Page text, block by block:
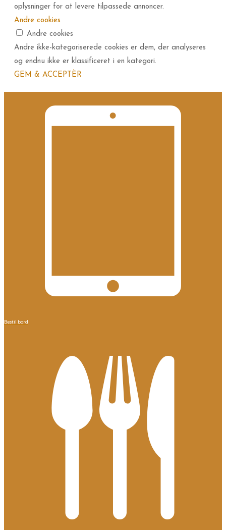
oplysninger for at levere tilpassede annoncer.
Andre cookies
Andre cookies
Andre ikke-kategoriserede cookies er dem, der analyseres
og endnu ikke er klassificeret i en kategori.
GEM & ACCEPTÈR
Bestil bord